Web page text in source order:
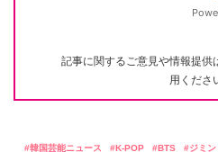
記事に関するご意見や情報提供
用くださ
韓国芸能ニュース K-POP BTS ジミ